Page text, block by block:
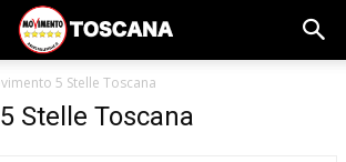
5 Stelle Toscana
Stelle Toscana